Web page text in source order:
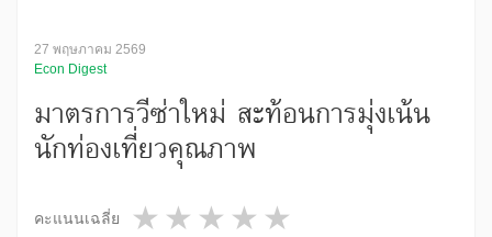
27 พฤษภาคม 2569
Econ Digest
มาตรการวีซ่าใหม่ สะท้อนการมุ่งเน้น
นักท่องเที่ยวคุณภาพ
คะแนนเฉลี่ย 4 stars
3 stars
2 stars
1 star